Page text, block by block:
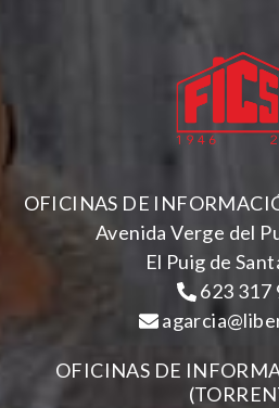
OFICINAS DE
Avenida Verge del
El Puig de
623 317
OFICINAS DE